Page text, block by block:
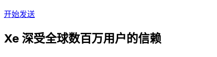
开始发送
Xe 深受全球数百万用户的信赖